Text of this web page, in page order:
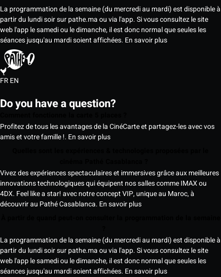
La programmation de la semaine (du mercredi au mardi) est disponible à
partir du lundi soir sur pathe.ma ou via l'app. Si vous consultez le site
web l'app le samedi ou le dimanche, il est donc normal que seules les
séances jusqu'au mardi soient affichées. En savoir plus
FREN
Do you have a question?
Profitez de tous les avantages de la CinéCarte et partagez-les avec vos
amis et votre famille !. En savoir plus
Vivez des expériences spectaculaires et immersives grâce aux meilleures
innovations technologiques qui équipent nos salles comme IMAX ou
4DX. Feel like a star! avec notre concept VIP, unique au Maroc, à
découvrir au Pathé Casablanca. En savoir plus
La programmation de la semaine (du mercredi au mardi) est disponible à
partir du lundi soir sur pathe.ma ou via l'app. Si vous consultez le site
web l'app le samedi ou le dimanche, il est donc normal que seules les
séances jusqu'au mardi soient affichées. En savoir plus